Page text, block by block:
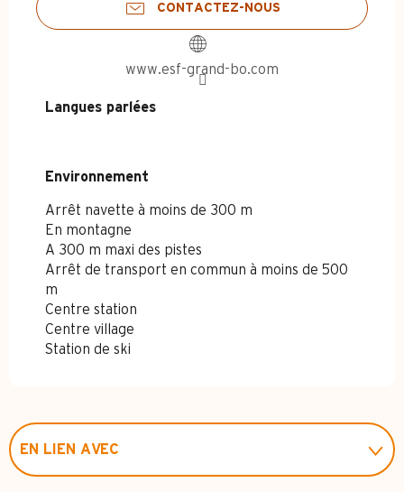
CONTACTEZ-NOUS
www.esf-grand-bo.com
Langues parlées
Langues parlées
Environnement
Environnement
Arrêt navette à moins de 300 m
En montagne
A 300 m maxi des pistes
Arrêt de transport en commun à moins de 500
m
Centre station
Centre village
Station de ski
EN LIEN AVEC